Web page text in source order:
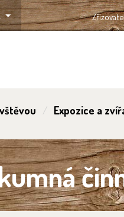
Expozice a